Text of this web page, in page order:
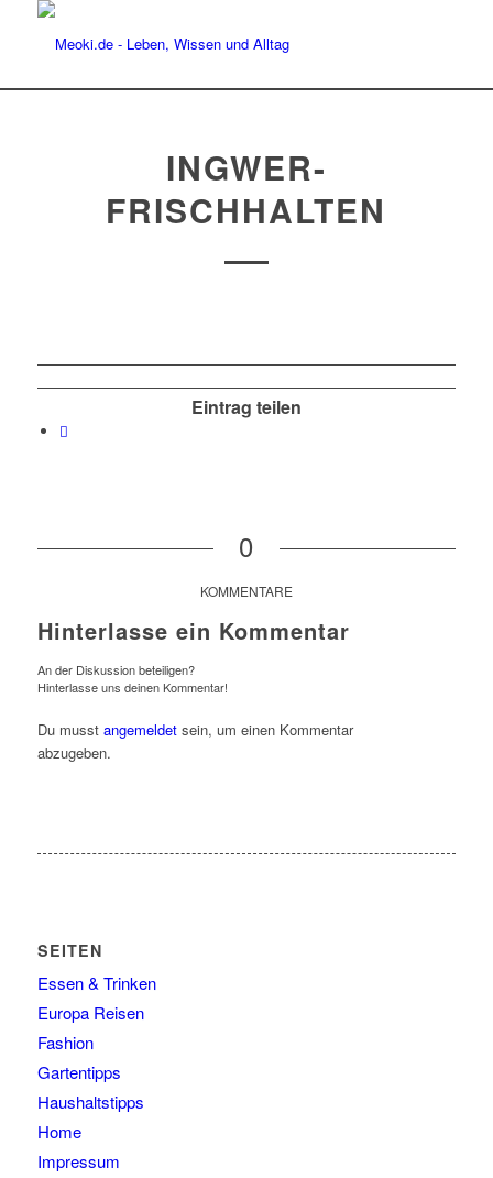
INGWER-
FRISCHHALTEN
Eintrag teilen
0
KOMMENTARE
Hinterlasse ein Kommentar
An der Diskussion beteiligen?
Hinterlasse uns deinen Kommentar!
Du musst angemeldetsein, um einen Kommentar
abzugeben.
SEITEN
Essen & Trinken
Europa Reisen
Fashion
Gartentipps
Haushaltstipps
Home
Impressum